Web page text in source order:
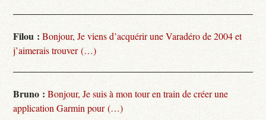
Filou : Bonjour, Je viens d’acquérir une Varadéro de 2004 et
j’aimerais trouver (…)
Bruno : Bonjour, Je suis à mon tour en train de créer une
application Garmin pour (…)